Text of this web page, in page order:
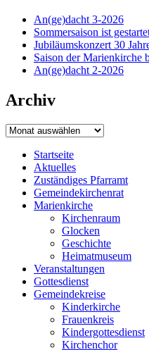
An(ge)dacht 3-2026
Sommersaison ist
Jubiläumskonzert 30
Saison der Marienkirche
An(ge)dacht 2-2026
Archiv
Archiv
Startseite
Aktuelles
Zuständiges Pfarramt
Gemeindekirchenrat
Marienkirche
Kirchenraum
Glocken
Geschichte
Heimatmuseum
Veranstaltungen
Gottesdienst
Gemeindekreise
Kinderkirche
Frauenkreis
Kindergottesdienst
Kirchenchor